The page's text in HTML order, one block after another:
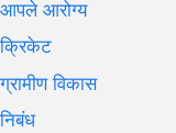
आपले आरोग्य
क्रिकेट
ग्रामीण विकास
निबंध